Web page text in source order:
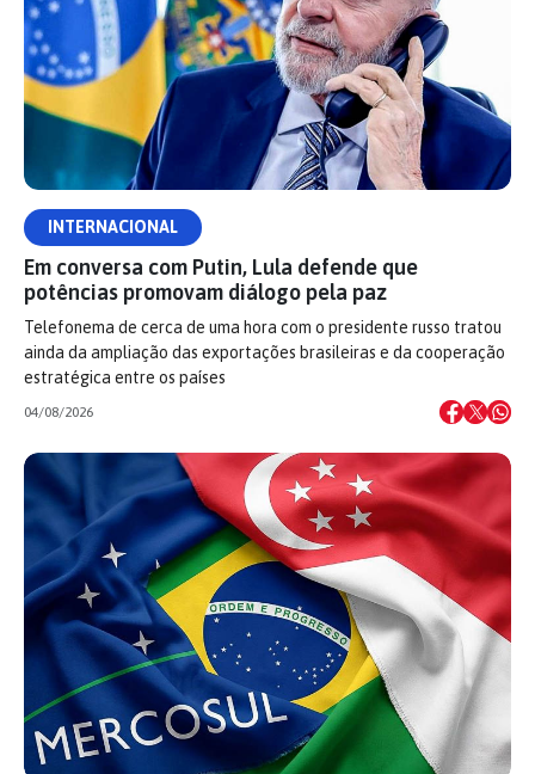
INTERNACIONAL
Em conversa com Putin, Lula defende que
potências promovam diálogo pela paz
Telefonema de cerca de uma hora com o presidente russo tratou
ainda da ampliação das exportações brasileiras e da cooperação
estratégica entre os países
04/08/2026